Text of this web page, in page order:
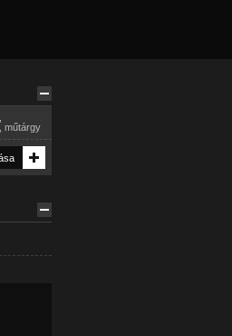
műtárgy